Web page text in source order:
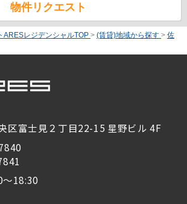
物件リクエスト
ARESレジデンシャルTOP > (賃貸)地域から探す > 佐
区富士見２丁目22-15 星野ビル 4F
18:30